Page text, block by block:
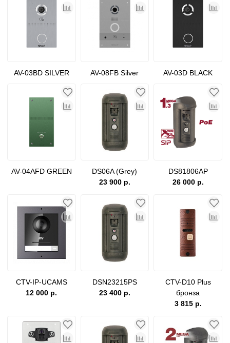
AV-03BD SILVER AV-08FB Silver AV-03D BLACK
AV-04AFD GREEN
DS06A (Grey)
23 900 р.
DS81806AP
26 000 р.
CTV-IP-UCAMS
12 000 р.
DSN23215PS
23 400 р.
CTV-D10 Plus
бронза
3 815 р.